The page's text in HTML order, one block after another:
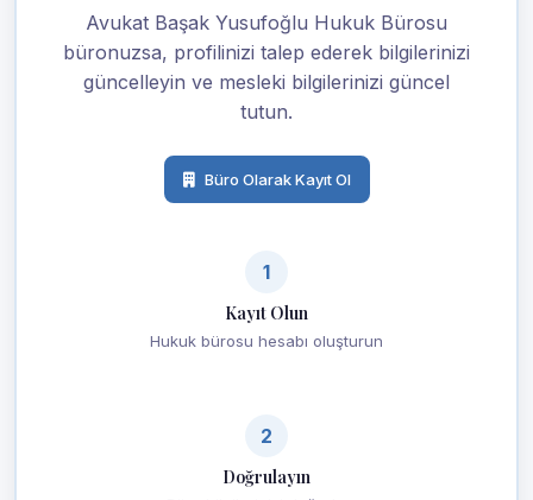
Avukat Başak Yusufoğlu Hukuk Bürosu
büronuzsa, profilinizi talep ederek bilgilerinizi
güncelleyin ve mesleki bilgilerinizi güncel
tutun.
Büro Olarak Kayıt Ol
1
Kayıt Olun
Hukuk bürosu hesabı oluşturun
2
Doğrulayın